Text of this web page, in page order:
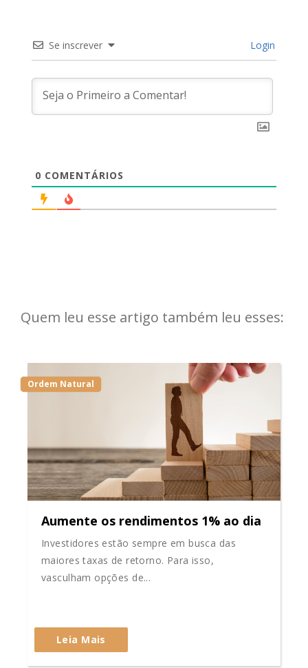
Se inscrever Login
0 COMENTÁRIOS
Quem leu esse artigo também leu esses:
Ordem Natural
Aumente os rendimentos 1% ao dia
Investidores estão sempre em busca das
maiores taxas de retorno. Para isso,
vasculham opções de...
Leia Mais